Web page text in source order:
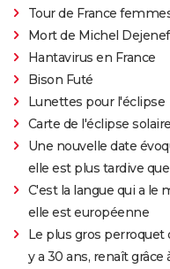
Tour de France
Mort de Michel
Hantavirus en France
Bison Futé
Lunettes pour l'éclipse
Carte de l'éclipse
Une nouvelle date
elle est plus tardive
C'est la langue qui a le
elle est européenne
Le plus gros
y a 30 ans, renaît grâce